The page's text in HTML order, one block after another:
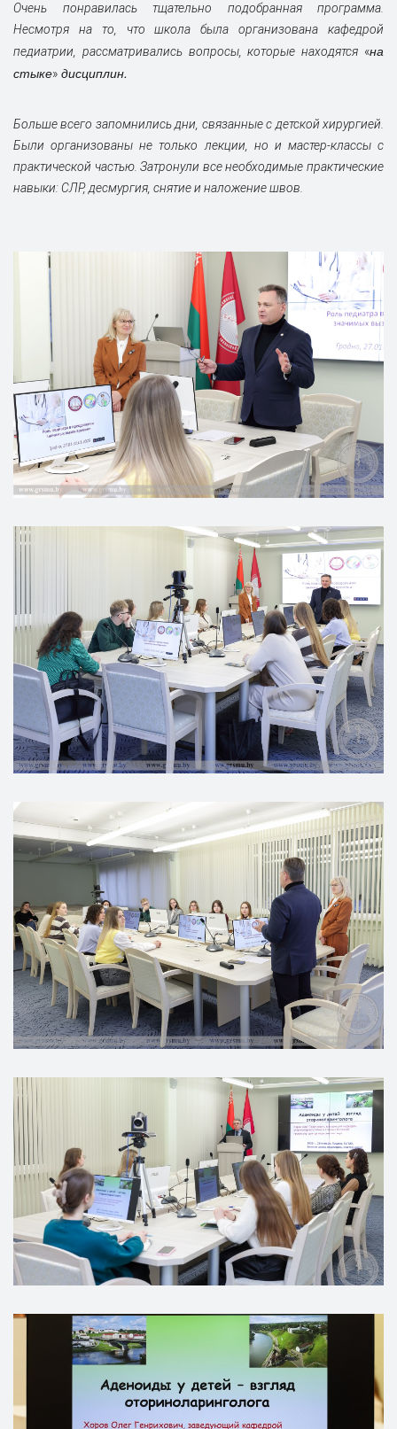
Очень понравилась тщательно подобранная программа.
Несмотря на то, что школа была организована кафедрой
педиатрии, рассматривались вопросы, которые находятся «на
стыке» дисциплин.
Больше всего запомнились дни, связанные с детской хирургией.
Были организованы не только лекции, но и мастер-классы с
практической частью. Затронули все необходимые практические
навыки: СЛР, десмургия, снятие и наложение швов.